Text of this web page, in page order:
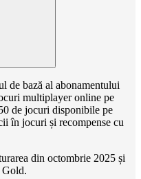
de bază al abonamentului
multiplayer online pe
de jocuri disponibile pe
în jocuri și recompense cu
din octombrie 2025 și
Gold.